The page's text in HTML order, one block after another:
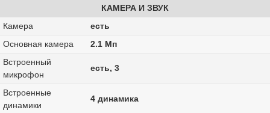
КАМЕРА И ЗВУК
Камера
есть
Основная камера
2.1 Мп
Встроенный
микрофон
есть, 3
Встроенные
динамики
4 динамика